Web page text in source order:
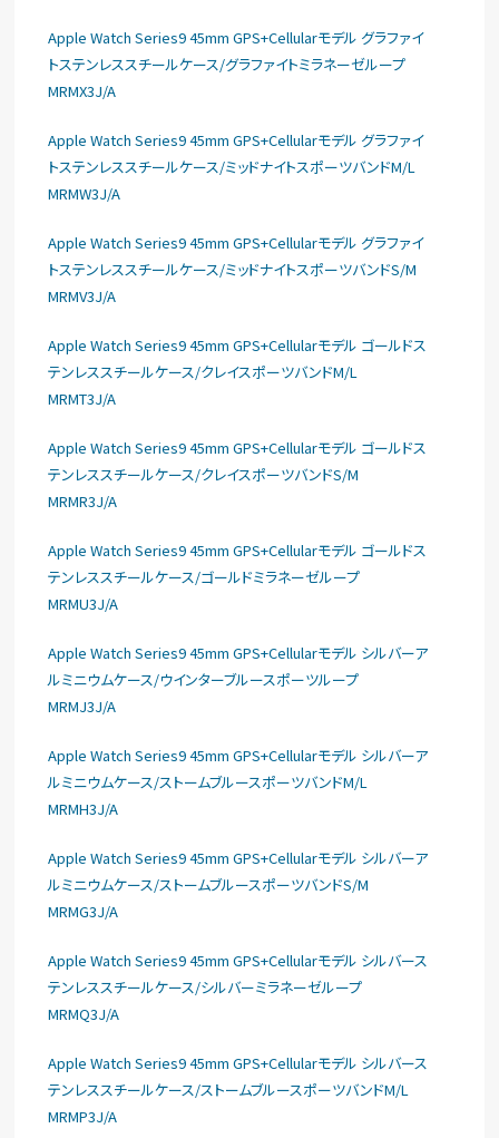
Apple Watch Series9 45mm GPS+Cellularモデル グラファイ
トステンレススチールケース/グラファイトミラネーゼループ
MRMX3J/A
Apple Watch Series9 45mm GPS+Cellularモデル グラファイ
トステンレススチールケース/ミッドナイトスポーツバンドM/L
MRMW3J/A
Apple Watch Series9 45mm GPS+Cellularモデル グラファイ
トステンレススチールケース/ミッドナイトスポーツバンドS/M
MRMV3J/A
Apple Watch Series9 45mm GPS+Cellularモデル ゴールドス
テンレススチールケース/クレイスポーツバンドM/L
MRMT3J/A
Apple Watch Series9 45mm GPS+Cellularモデル ゴールドス
テンレススチールケース/クレイスポーツバンドS/M
MRMR3J/A
Apple Watch Series9 45mm GPS+Cellularモデル ゴールドス
テンレススチールケース/ゴールドミラネーゼループ
MRMU3J/A
Apple Watch Series9 45mm GPS+Cellularモデル シルバーア
ルミニウムケース/ウインターブルースポーツループ
MRMJ3J/A
Apple Watch Series9 45mm GPS+Cellularモデル シルバーア
ルミニウムケース/ストームブルースポーツバンドM/L
MRMH3J/A
Apple Watch Series9 45mm GPS+Cellularモデル シルバーア
ルミニウムケース/ストームブルースポーツバンドS/M
MRMG3J/A
Apple Watch Series9 45mm GPS+Cellularモデル シルバース
テンレススチールケース/シルバーミラネーゼループ
MRMQ3J/A
Apple Watch Series9 45mm GPS+Cellularモデル シルバース
テンレススチールケース/ストームブルースポーツバンドM/L
MRMP3J/A